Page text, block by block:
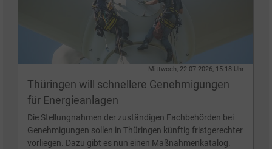
Mittwoch, 22.07.2026, 15:18 Uhr
Thüringen will schnellere Genehmigungen
für Energieanlagen
Die Stellungnahmen der zuständigen Fachbehörden bei
Genehmigungen sollen in Thüringen künftig fristgerechter
vorliegen. Dazu gibt es nun einen Maßnahmenkatalog.